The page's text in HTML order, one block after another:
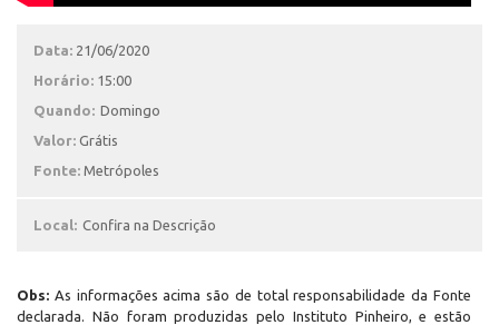
Data: 21/06/2020
Horário: 15:00
Quando: Domingo
Valor: Grátis
Fonte: Metrópoles
Local: Confira na Descrição
Obs: As informações acima são de total responsabilidade da Fonte
declarada. Não foram produzidas pelo Instituto Pinheiro, e estão